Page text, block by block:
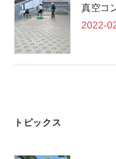
真空コ
2022-
トピックス